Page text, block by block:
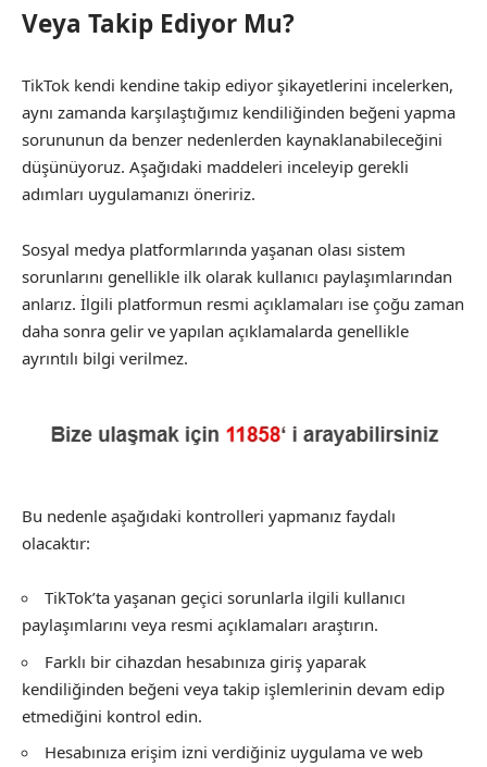
Veya Takip Ediyor Mu?
TikTok kendi kendine takip ediyor şikayetlerini incelerken,
aynı zamanda karşılaştığımız kendiliğinden beğeni yapma
sorununun da benzer nedenlerden kaynaklanabileceğini
düşünüyoruz. Aşağıdaki maddeleri inceleyip gerekli
adımları uygulamanızı öneririz.
Sosyal medya platformlarında yaşanan olası sistem
sorunlarını genellikle ilk olarak kullanıcı paylaşımlarından
anlarız. İlgili platformun resmi açıklamaları ise çoğu zaman
daha sonra gelir ve yapılan açıklamalarda genellikle
ayrıntılı bilgi verilmez.
Bu nedenle aşağıdaki kontrolleri yapmanız faydalı
olacaktır:
TikTok’ta yaşanan geçici sorunlarla ilgili kullanıcı
paylaşımlarını veya resmi açıklamaları araştırın.
Farklı bir cihazdan hesabınıza giriş yaparak
kendiliğinden beğeni veya takip işlemlerinin devam edip
etmediğini kontrol edin.
Hesabınıza erişim izni verdiğiniz uygulama ve web